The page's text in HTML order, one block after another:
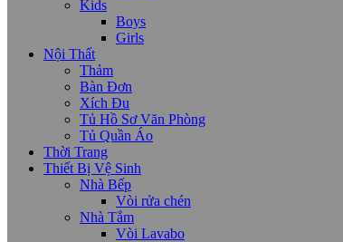
Kids
Boys
Girls
Nội Thất
Thảm
Bàn Đơn
Xích Đu
Tủ Hồ Sơ Văn Phòng
Tủ Quần Áo
Thời Trang
Thiết Bị Vệ Sinh
Nhà Bếp
Vòi rửa chén
Nhà Tắm
Vòi Lavabo